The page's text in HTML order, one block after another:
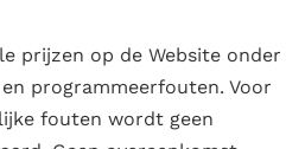
prijzen op de Website onder
programmeerfouten. Voor
fouten wordt geen